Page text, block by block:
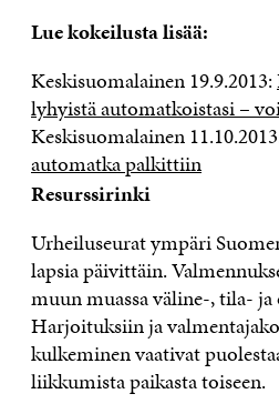
Lue kokeilusta lisää:
Keskisuomalainen 19.9.2013:
lyhyistä automatkoistasi –
Keskisuomalainen
automatka palkittiin
Resurssirinki
Urheiluseurat ympäri
lapsia päivittäin.
muun muassa väline-, tila- ja
Harjoituksiin ja
kulkeminen vaativat
liikkumista paikasta toiseen.